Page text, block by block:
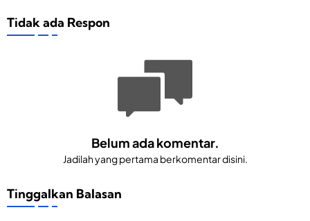
Tidak ada Respon
Belum ada komentar.
Jadilah yang pertama berkomentar disini.
Tinggalkan Balasan